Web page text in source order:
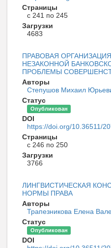
Страницы
с 241 по 245
Загрузки
4683
ПРАВОВАЯ
НЕЗАКОННОЙ
ПРОБЛЕМЫ
Авторы
Степушов Михаил
Статус
Опубликован
DOI
https://doi.org/10.36511/
Страницы
с 246 по 250
Загрузки
3766
ЛИНГВИСТИЧЕСКАЯ
НОРМЫ ПРАВА
Авторы
Трапезникова Елена
Статус
Опубликован
DOI